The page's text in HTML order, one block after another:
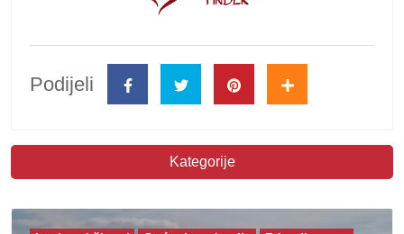
Podijeli
Kategorije